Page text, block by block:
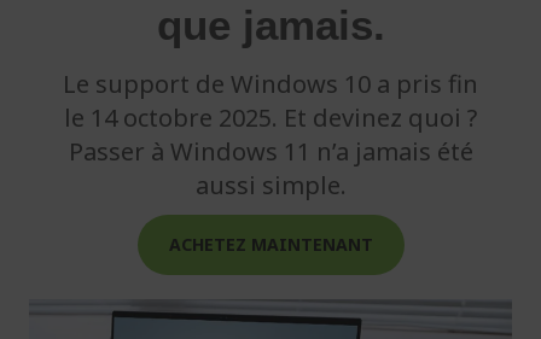
que jamais.
Le support de Windows 10 a pris fin
le 14 octobre 2025. Et devinez quoi ?
Passer à Windows 11 n’a jamais été
aussi simple.
ACHETEZ MAINTENANT